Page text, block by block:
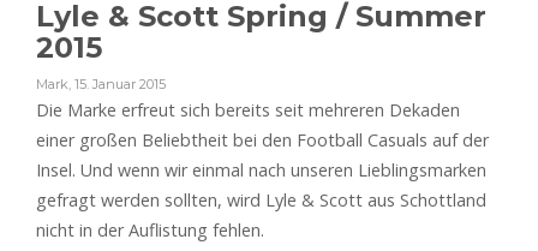
Lyle & Scott Spring / Summer
2015
Mark, 15. Januar 2015
Die Marke erfreut sich bereits seit mehreren Dekaden
einer großen Beliebtheit bei den Football Casuals auf der
Insel. Und wenn wir einmal nach unseren Lieblingsmarken
gefragt werden sollten, wird Lyle & Scott aus Schottland
nicht in der Auflistung fehlen.